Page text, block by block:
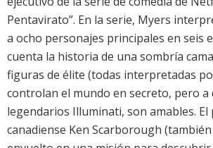
Pentavirato”. En la serie, Myers
a ocho personajes principales en seis
cuenta la historia de una sombría
figuras de élite (todas interpretadas
controlan el mundo en secreto, pero a
legendarios Illuminati, son amables. El
canadiense Ken Scarborough